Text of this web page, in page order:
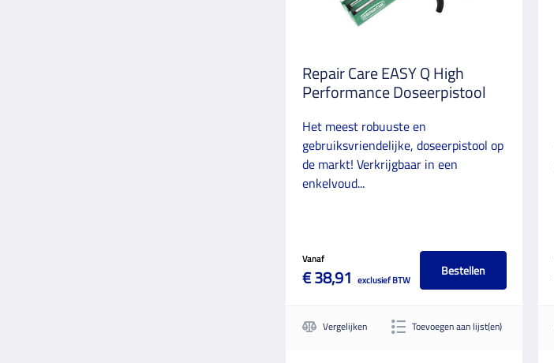
Repair Care EASY Q High
Performance Doseerpistool
Het meest robuuste en
gebruiksvriendelijke, doseerpistool op
de markt! Verkrijgbaar in een
enkelvoud...
Vanaf
€ 38,91 exclusief BTW
Bestellen
Vergelijken Toevoegen aan lijst(en)